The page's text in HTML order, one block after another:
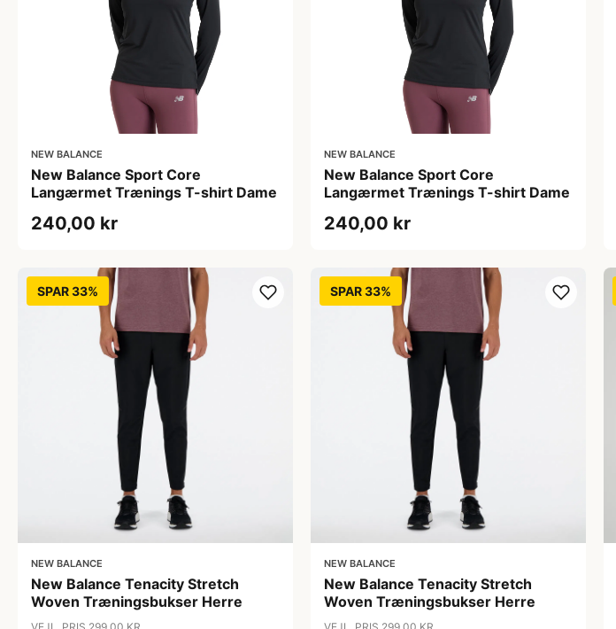
NEW BALANCE
New Balance Sport Core
Langærmet Trænings T-shirt Dame
240,00 kr
NEW BALANCE
New Balance Sport Core
Langærmet Trænings T-shirt Dame
240,00 kr
SPAR 33%
NEW BALANCE
New Balance Tenacity Stretch
Woven Træningsbukser Herre
SPAR 33%
NEW BALANCE
New Balance Tenacity Stretch
Woven Træningsbukser Herre